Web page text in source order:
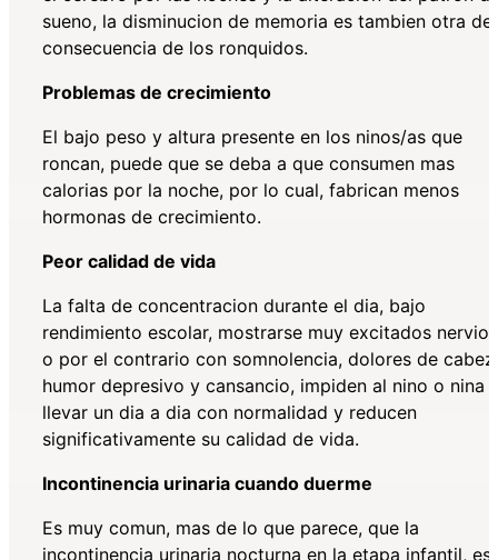
sueno, la disminucion de memoria es tambien otra de
consecuencia de los ronquidos.
Problemas de crecimiento
El bajo peso y altura presente en los ninos/as que
roncan, puede que se deba a que consumen mas
calorias por la noche, por lo cual, fabrican menos
hormonas de crecimiento.
Peor calidad de vida
La falta de concentracion durante el dia, bajo
rendimiento escolar, mostrarse muy excitados
o por el contrario con somnolencia, dolores de
humor depresivo y cansancio, impiden al nino o nina
llevar un dia a dia con normalidad y reducen
significativamente su calidad de vida.
Incontinencia urinaria cuando duerme
Es muy comun, mas de lo que parece, que la
incontinencia urinaria nocturna en la etapa infantil,